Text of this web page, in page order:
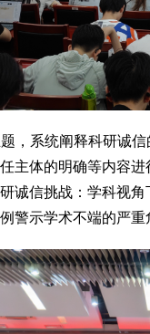
系统阐释科研诚信
主体的明确等内容
诚信挑战：学科视
示学术不端的严